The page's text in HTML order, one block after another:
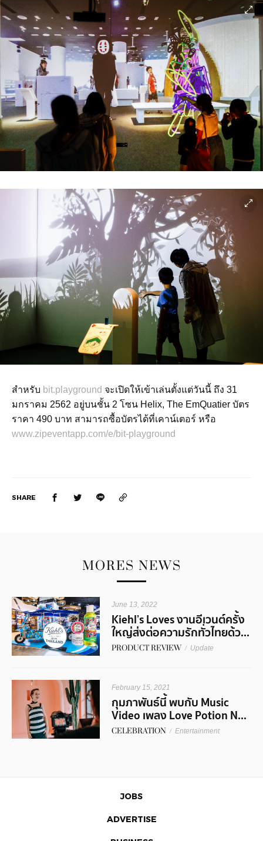
สำหรับ bit.playground จะเปิดให้เข้าเล่นตั้งแต่วันนี้ ถึง 31
มกราคม 2562 อยู่บนชั้น 2 โซน Helix, The EmQuatier บัตร
ราคา 490 บาท สามารถซื้อบัตรได้ที่เคาน์เตอร์ หรือ
www.zipeventapp.com/e/bit-playground
SHARE
MORES NEWS
June 13, 2022
Kiehl’s Loves งานอีเวนต์ครั้ง
ใหญ่ส่งต่อความรักทั่วไทยด้ว...
PRODUCT REVIEW / Update
February 15, 2021
กุมภาพันธ์นี้ พบกับ Music
Video เพลง Love Potion N...
CELEBRATION / Entertainment
JOBS
ADVERTISE